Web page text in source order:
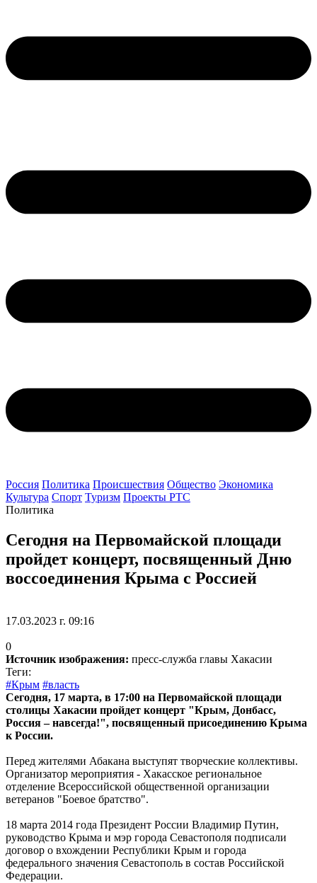
Россия Политика Происшествия Общество Экономика
Культура Спорт Туризм Проекты РТС
Политика
Сегодня на Первомайской площади
пройдет концерт, посвященный Дню
воссоединения Крыма с Россией
17.03.2023 г. 09:16
0
Источник изображения: пресс-служба главы Хакасии
Теги:
#Крым #власть
Сегодня, 17 марта, в 17:00 на Первомайской площади
столицы Хакасии пройдет концерт "Крым, Донбасс,
Россия – навсегда!", посвященный присоединению Крыма
к России.
Перед жителями Абакана выступят творческие коллективы.
Организатор мероприятия - Хакасское региональное
отделение Всероссийской общественной организации
ветеранов "Боевое братство".
18 марта 2014 года Президент России Владимир Путин,
руководство Крыма и мэр города Севастополя подписали
договор о вхождении Республики Крым и города
федерального значения Севастополь в состав Российской
Федерации.